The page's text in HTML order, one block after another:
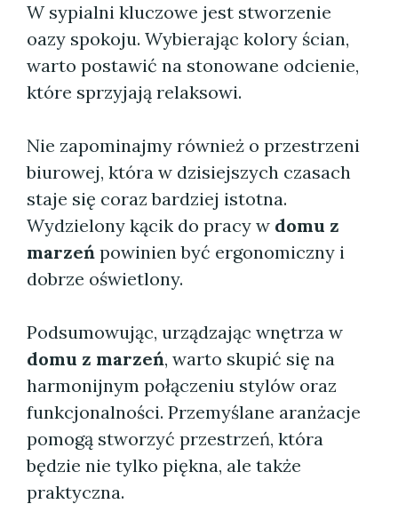
W sypialni kluczowe jest stworzenie
oazy spokoju. Wybierając kolory ścian,
warto postawić na stonowane odcienie,
które sprzyjają relaksowi.
Nie zapominajmy również o przestrzeni
biurowej, która w dzisiejszych czasach
staje się coraz bardziej istotna.
Wydzielony kącik do pracy w domu z
marzeń powinien być ergonomiczny i
dobrze oświetlony.
Podsumowując, urządzając wnętrza w
domu z marzeń, warto skupić się na
harmonijnym połączeniu stylów oraz
funkcjonalności. Przemyślane aranżacje
pomogą stworzyć przestrzeń, która
będzie nie tylko piękna, ale także
praktyczna.